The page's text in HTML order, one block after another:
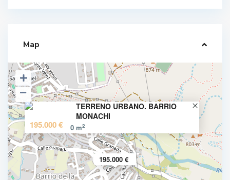
Map
195.000 €
TERRENO URBANO. BARRIO
MONACHI
195.000 € 0 m2
M
o
n
a
o